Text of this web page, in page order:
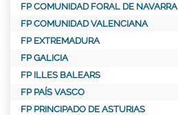
FP COMUNIDAD FORAL DE NAVARRA
FP COMUNIDAD VALENCIANA
FP EXTREMADURA
FP GALICIA
FP ILLES BALEARS
FP PAÍS VASCO
FP PRINCIPADO DE ASTURIAS